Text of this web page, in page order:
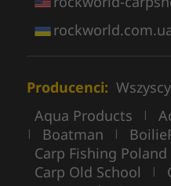
Producenci: Wszyscy
Aqua Products |
| Boatman |
Carp Fishing Poland
Carp Old School |